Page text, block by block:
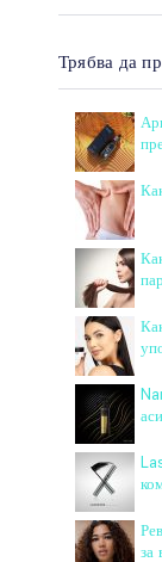
Трябва да
за